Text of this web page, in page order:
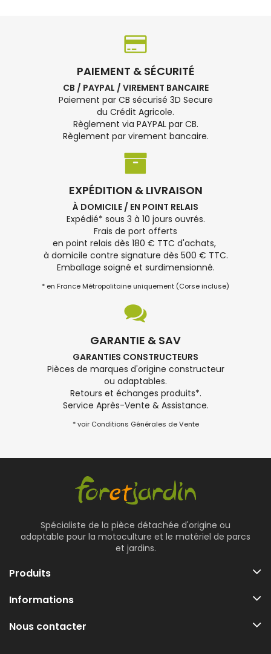
PAIEMENT & SÉCURITÉ
CB / PAYPAL / VIREMENT BANCAIRE
Paiement par CB sécurisé 3D Secure
du Crédit Agricole.
Règlement via PAYPAL par CB.
Règlement par virement bancaire.
EXPÉDITION & LIVRAISON
À DOMICILE / EN POINT RELAIS
Expédié* sous 3 à 10 jours ouvrés.
Frais de port offerts
en point relais dès 180 € TTC d'achats,
à domicile contre signature dès 500 € TTC.
Emballage soigné et surdimensionné.
* en France Métropolitaine uniquement (Corse incluse)
GARANTIE & SAV
GARANTIES CONSTRUCTEURS
Pièces de marques d'origine constructeur
ou adaptables.
Retours et échanges produits*.
Service Après-Vente & Assistance.
* voir Conditions Générales de Vente
Spécialiste de la pièce détachée d'origine ou
adaptable pour la motoculture et le matériel de parcs
et jardins.
Produits
Informations
Nous contacter